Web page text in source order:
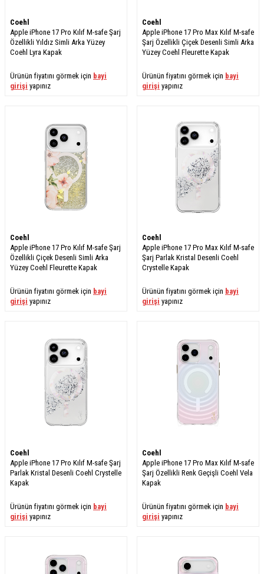
Coehl
Apple iPhone 17 Pro Kılıf M-safe Şarj
Özellikli Yıldız Simli Arka Yüzey
Coehl Lyra Kapak
Ürünün fiyatını görmek için bayi
girişi yapınız
Coehl
Apple iPhone 17 Pro Max Kılıf M-safe
Şarj Özellikli Çiçek Desenli Simli Arka
Yüzey Coehl Fleurette Kapak
Ürünün fiyatını görmek için bayi
girişi yapınız
Coehl
Apple iPhone 17 Pro Kılıf M-safe Şarj
Özellikli Çiçek Desenli Simli Arka
Yüzey Coehl Fleurette Kapak
Ürünün fiyatını görmek için bayi
girişi yapınız
Coehl
Apple iPhone 17 Pro Max Kılıf M-safe
Şarj Parlak Kristal Desenli Coehl
Crystelle Kapak
Ürünün fiyatını görmek için bayi
girişi yapınız
Coehl
Apple iPhone 17 Pro Kılıf M-safe Şarj
Parlak Kristal Desenli Coehl Crystelle
Kapak
Ürünün fiyatını görmek için bayi
girişi yapınız
Coehl
Apple iPhone 17 Pro Max Kılıf M-safe
Şarj Özellikli Renk Geçişli Coehl Vela
Kapak
Ürünün fiyatını görmek için bayi
girişi yapınız